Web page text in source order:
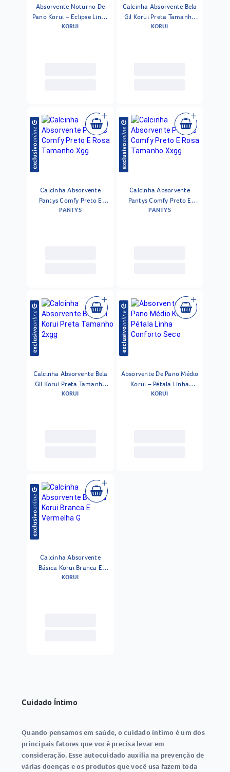
Absorvente Noturno De
Pano Korui – Eclipse Linha
Conforto Natural
KORUI
Calcinha Absorvente Bela
Gil Korui Preta Tamanho
Pp
KORUI
Calcinha Absorvente
Pantys Comfy Preto E
Rosa Tamanho Xgg
PANTYS
Calcinha Absorvente
Pantys Comfy Preto E
Rosa Tamanho Xxgg
PANTYS
Calcinha Absorvente Bela
Gil Korui Preta Tamanho
2xgg
KORUI
Absorvente De Pano Médio
Korui – Pétala Linha
Conforto Seco
KORUI
Calcinha Absorvente
Básica Korui Branca E
Vermelha G
KORUI
Cuidado Íntimo
Quando pensamos em saúde, o cuidado íntimo é um dos
principais fatores que você precisa levar em
consideração. Esse autocuidado auxilia na prevenção de
várias doenças e os produtos que você usa fazem toda